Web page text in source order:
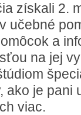
získali 2.
učebné
a
na jej
ako je pani
viac.